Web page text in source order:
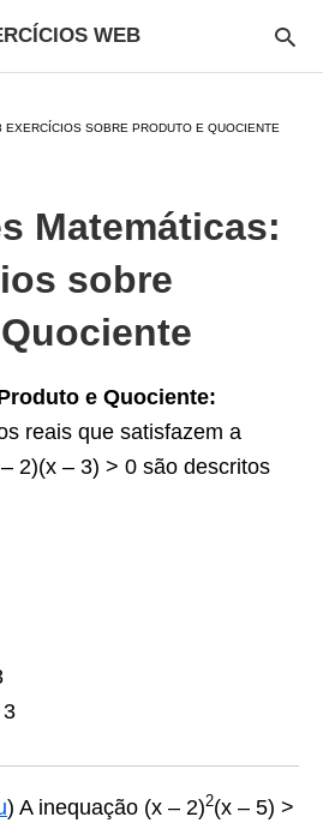
WEB
SOBRE PRODUTO E QUOCIENTE
Matemáticas:
sobre
e Quociente:
reais que satisfazem a
2)(x – 3) > 0 são descritos
) A inequação (x – 2)2(x – 5) >